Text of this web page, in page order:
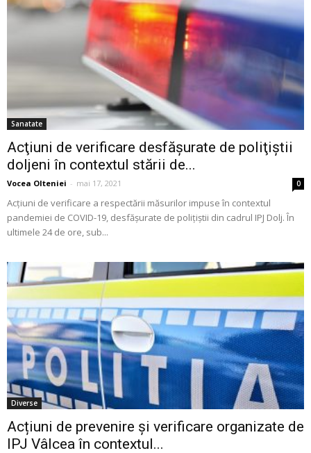
Sanatate
Acţiuni de verificare desfăşurate de poliţiştii
doljeni în contextul stării de...
Vocea Olteniei - mai 17, 2021 0
Acţiuni de verificare a respectării măsurilor impuse în contextul
pandemiei de COVID-19, desfăşurate de poliţiştii din cadrul IPJ Dolj. În
ultimele 24 de ore, sub...
Diverse
Acțiuni de prevenire și verificare organizate de
IPJ Vâlcea în contextul...